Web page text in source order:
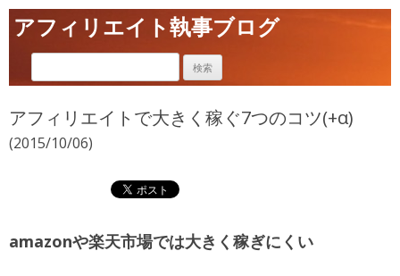
アフィリエイト執事ブログ
アフィリエイトで大きく稼ぐ7つのコツ(+α)
(2015/10/06)
amazonや楽天市場では大きく稼ぎにくい